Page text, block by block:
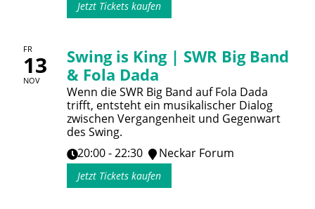
Jetzt Tickets kaufen
FR
13
NOV
Swing is King | SWR Big Band
& Fola Dada
Wenn die SWR Big Band auf Fola Dada
trifft, entsteht ein musikalischer Dialog
zwischen Vergangenheit und Gegenwart
des Swing.
20:00 - 22:30
Neckar Forum
Jetzt Tickets kaufen